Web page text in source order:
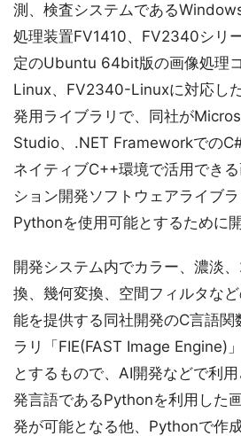
測、検査システムである
処理装置FV1410、FV2340シリ
定のUbuntu 64bit版の画像処理
Linux、FV2340-Linuxに対応し
発用ライブラリで、同社が
Studio、.NET Frameworkでの
ネイティブC++環境で活用でき
ション開発ソフトウェアライブ
Pythonを使用可能とするために
開発システム内でカラー、濃淡
換、幾何変換、空間フィルタな
能を提供する同社開発のC言語関
ラリ「FIE(FAST Image Engine)
とするもので、AI開発などで利
発言語であるPythonを利用した
発が可能となる他、Pythonで作